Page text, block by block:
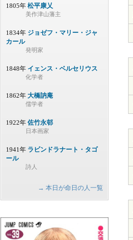
1805年 松平康乂
美作津山藩主
1834年 ジョゼフ・マリー・ジャ
カール
発明家
1848年 イェンス・ベルセリウス
化学者
1862年 大橋訥庵
儒学者
1922年 佐竹永邨
日本画家
1941年 ラビンドラナート・タゴ
ール
詩人
→ 本日が命日の人一覧